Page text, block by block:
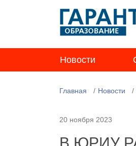
Новости
Главная Новости
20 ноября 2023